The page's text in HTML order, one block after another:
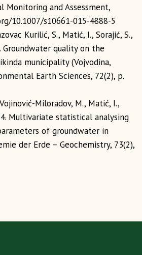
Monitoring and Assessment,
10.1007/s10661-015-4888-5
Kurilić, S., Matić, I., Sorajić, S.,
Groundwater quality on the
municipality (Vojvodina,
Earth Sciences, 72(2), p.
Miloradov, M., Matić, I.,
Multivariate statistical analysing
of groundwater in
der Erde – Geochemistry, 73(2),